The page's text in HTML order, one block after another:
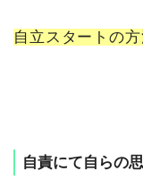
自立スタートの
自責にて自らの